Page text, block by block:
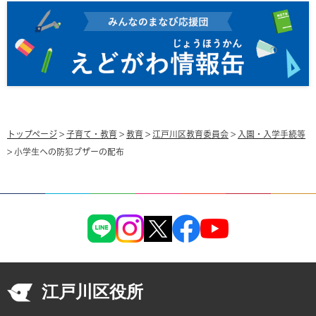
トップページ > 子育て・教育 > 教育 > 江戸川区教育委員会 > 入園・入学手続等
> 小学生への防犯ブザーの配布
江戸川区役所